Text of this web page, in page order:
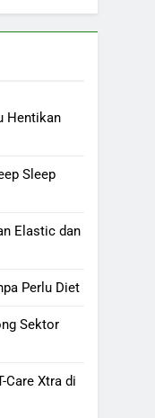
Hentikan
Sleep
Elastic dan
Perlu Diet
Sektor
Care Xtra di